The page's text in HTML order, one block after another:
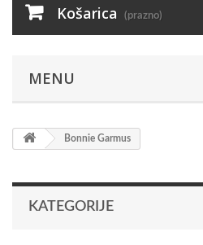
Košarica (prazno)
MENU
Bonnie Garmus
KATEGORIJE